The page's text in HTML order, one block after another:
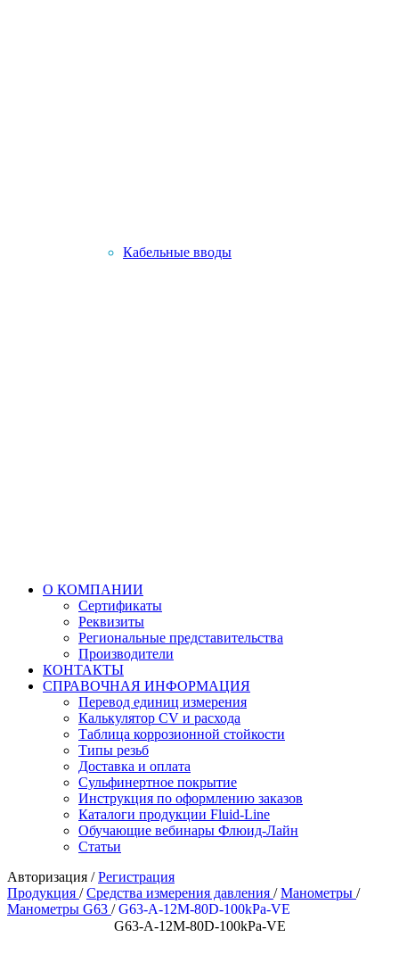
Кабельные вводы
О КОМПАНИИ
Сертификаты
Реквизиты
Региональные представительства
Производители
КОНТАКТЫ
СПРАВОЧНАЯ ИНФОРМАЦИЯ
Перевод единиц измерения
Калькулятор CV и расхода
Таблица коррозионной стойкости
Типы резьб
Доставка и оплата
Сульфинертное покрытие
Инструкция по оформлению заказов
Каталоги продукции Fluid-Line
Обучающие вебинары Флюид-Лайн
Статьи
Авторизация /Регистрация
Продукция /Средства измерения давления /Манометры /
Манометры G63 /G63-A-12M-80D-100kPa-VE
G63-A-12M-80D-100kPa-VE